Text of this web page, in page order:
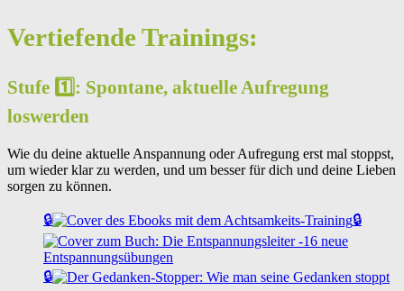
Vertiefende Trainings:
Stufe 1️⃣: Spontane, aktuelle Aufregung
loswerden
Wie du deine aktuelle Anspannung oder Aufregung erst mal stoppst,
um wieder klar zu werden, und um besser für dich und deine Lieben
sorgen zu können.
🔒 🔒
🔒